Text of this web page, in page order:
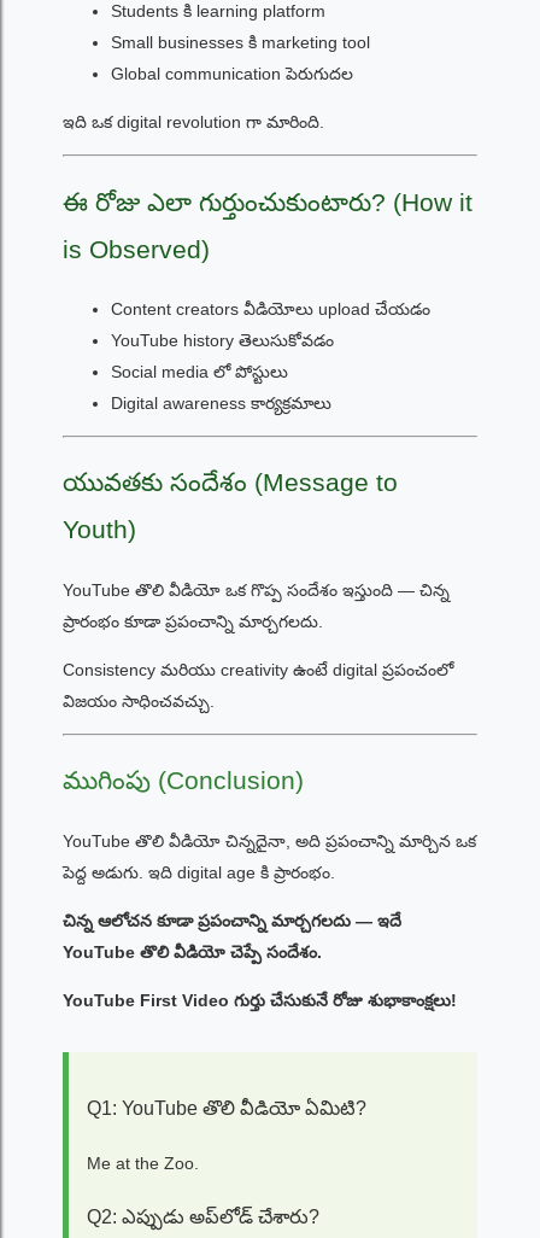
Students కి learning platform
Small businesses కి marketing tool
Global communication పెరుగుదల
ఇది ఒక digital revolution గా మారింది.
ఈ రోజు ఎలా గుర్తుంచుకుంటారు? (How it
is Observed)
Content creators వీడియోలు upload చేయడం
YouTube history తెలుసుకోవడం
Social media లో పోస్టులు
Digital awareness కార్యక్రమాలు
యువతకు సందేశం (Message to
Youth)
YouTube తొలి వీడియో ఒక గొప్ప సందేశం ఇస్తుంది — చిన్న
ప్రారంభం కూడా ప్రపంచాన్ని మార్చగలదు.
Consistency మరియు creativity ఉంటే digital ప్రపంచంలో
విజయం సాధించవచ్చు.
ముగింపు (Conclusion)
YouTube తొలి వీడియో చిన్నదైనా, అది ప్రపంచాన్ని మార్చిన ఒక
పెద్ద అడుగు. ఇది digital age కి ప్రారంభం.
చిన్న ఆలోచన కూడా ప్రపంచాన్ని మార్చగలదు — ఇదే
YouTube తొలి వీడియో చెప్పే సందేశం.
YouTube First Video గుర్తు చేసుకునే రోజు శుభాకాంక్షలు!
Q1: YouTube తొలి వీడియో ఏమిటి?
Me at the Zoo.
Q2: ఎప్పుడు అప్‌లోడ్ చేశారు?